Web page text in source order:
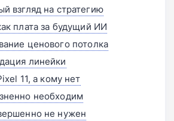
взгляд на стратегию
плата за будущий ИИ
ценового потолка
линейки
11, а кому нет
необходим
не нужен